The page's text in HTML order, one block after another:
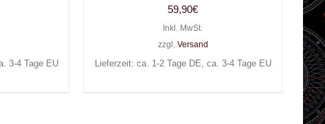
3-4 Tage EU
59,90€
Inkl. MwSt.
zzgl. Versand
Lieferzeit: ca. 1-2 Tage DE, ca. 3-4 Tage EU